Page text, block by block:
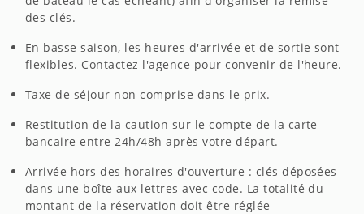
des clés.
En basse saison, les heures d'arrivée et de sortie sont
flexibles. Contactez l'agence pour convenir de l'heure.
Taxe de séjour non comprise dans le prix.
Restitution de la caution sur le compte de la carte
bancaire entre 24h/48h après votre départ.
Arrivée hors des horaires d'ouverture : clés déposées
dans une boîte aux lettres avec code. La totalité du
montant de la réservation doit être réglée